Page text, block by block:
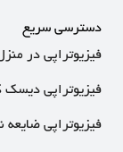
دسترسی سریع
فیزیوتراپی در
فیزیوتراپی دیسک
فیزیوتراپی